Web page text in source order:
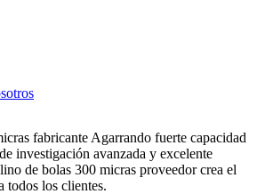
fabricante Agarrando fuerte capacidad
investigación avanzada y excelente
de bolas 300 micras proveedor crea el
todos los clientes.